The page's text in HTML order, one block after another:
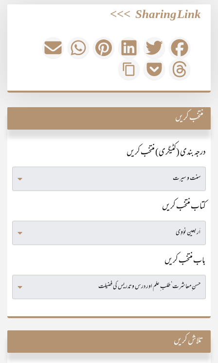
Sharing Link
>>>
منتخب کریں
درجہ بندی (کٹیگری) منتخب کریں
کتاب منتخب کریں
باب منتخب کریں
تلاش کریں